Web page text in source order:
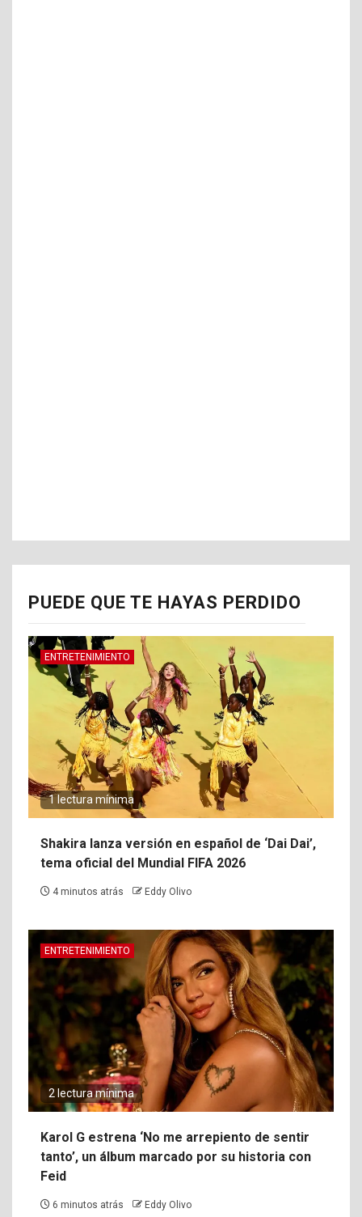
PUEDE QUE TE HAYAS PERDIDO
ENTRETENIMIENTO
1 lectura mínima
Shakira lanza versión en español de ‘Dai Dai’,
tema oficial del Mundial FIFA 2026
4 minutos atrás Eddy Olivo
ENTRETENIMIENTO
2 lectura mínima
Karol G estrena ‘No me arrepiento de sentir
tanto’, un álbum marcado por su historia con
Feid
6 minutos atrás Eddy Olivo